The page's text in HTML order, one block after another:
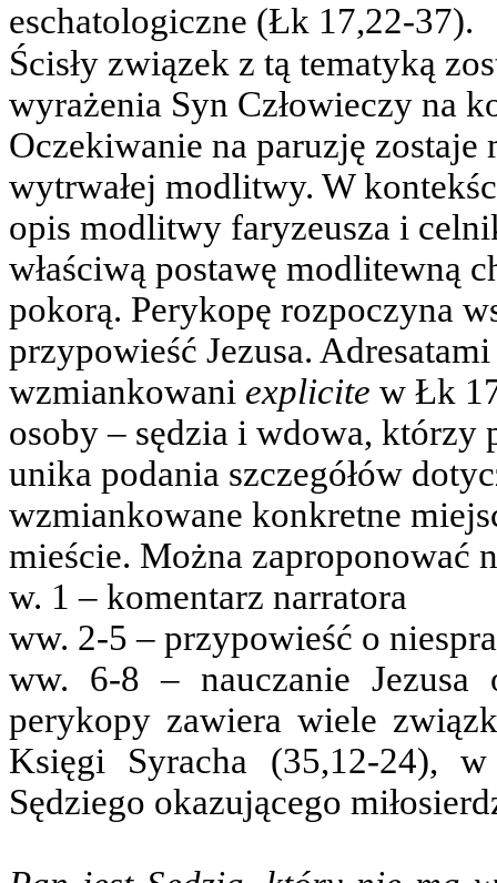
eschatologiczne (Łk 17,22-37).
Ścisły związek z tą tematyką
wyrażenia Syn Człowieczy na
Oczekiwanie na paruzję zostaje
wytrwałej modlitwy. W
opis modlitwy faryzeusza i
właściwą postawę modlitewną
pokorą. Perykopę rozpoczyna
przypowieść Jezusa.
wzmiankowani explicite w Łk
osoby – sędzia i wdowa, którzy
unika podania szczegółów
wzmiankowane konkretne
mieście. Można zaproponować
w. 1 – komentarz narratora
ww. 2-5 – przypowieść o
ww. 6-8 – nauczanie Jezusa
perykopy zawiera wiele
Księgi Syracha (35,12-24),
Sędziego okazującego